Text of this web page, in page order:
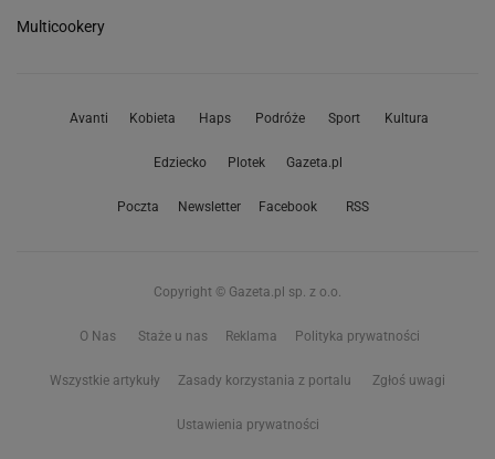
Multicookery
Avanti Kobieta Haps Podróże Sport Kultura
Edziecko Plotek Gazeta.pl
Poczta Newsletter Facebook RSS
Copyright © Gazeta.pl sp. z o.o.
O Nas Staże u nas Reklama Polityka prywatności
Wszystkie artykuły Zasady korzystania z portalu Zgłoś uwagi
Ustawienia prywatności